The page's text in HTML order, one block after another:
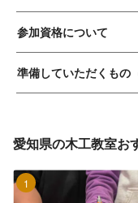
参加資格について
準備していただくもの
愛知県の木工教室お